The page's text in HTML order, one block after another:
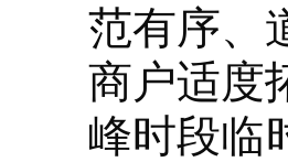
范有序、
商户适度
峰时段临